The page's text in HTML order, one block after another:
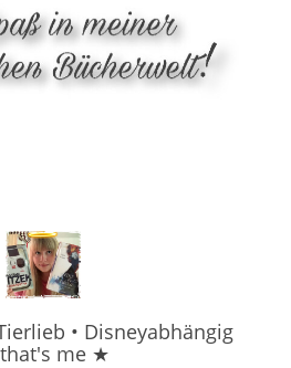
• Disneyabhängig
me ★